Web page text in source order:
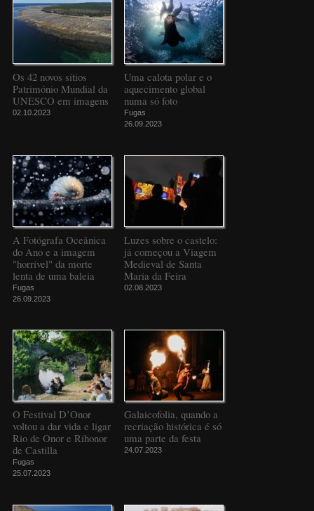
Os 42 novos sítios
Património Mundial da
UNESCO em imagens
02.10.2023
Uma calota polar e o
aquecimento global
numa só foto
Fugas
26.09.2023
A Fotógrafa Oceânica
do Ano e a imagem
"horrível" da morte
lenta de uma baleia
Fugas
26.09.2023
Luzes sobre o castelo:
já começou a Viagem
Medieval de Santa
Maria da Feira
02.08.2023
O Festival D’Onor
voltou a dar vida e ligar
Rio de Onor e Rihonor
de Castilla
Fugas
25.07.2023
Galaicofolia, quando a
recriação histórica é só
uma parte da festa
24.07.2023